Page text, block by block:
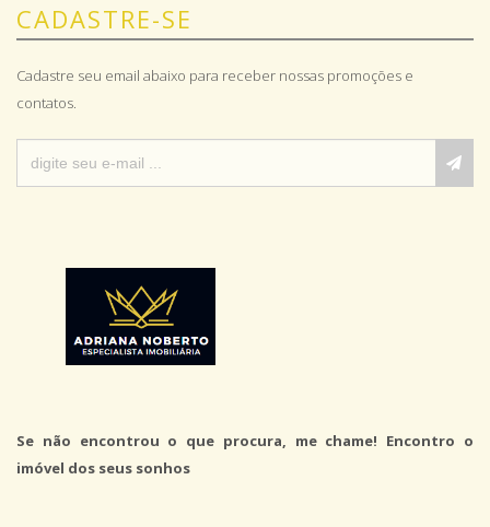
CADASTRE-SE
Cadastre seu email abaixo para receber nossas promoções e
contatos.
Se não encontrou o que procura, me chame! Encontro o
imóvel dos seus sonhos